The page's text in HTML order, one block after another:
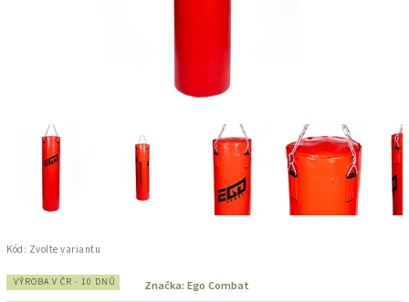
Kód: Zvolte variantu
VÝROBA V ČR - 10 DNŮ Značka: Ego Combat